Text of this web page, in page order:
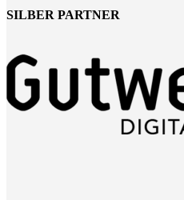
SILBER PARTNER